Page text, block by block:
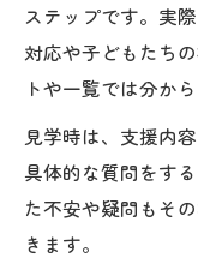
ステップです。実
対応や子どもたち
トや一覧では分か
見学時は、支援内
具体的な質問をす
た不安や疑問もそ
きます。